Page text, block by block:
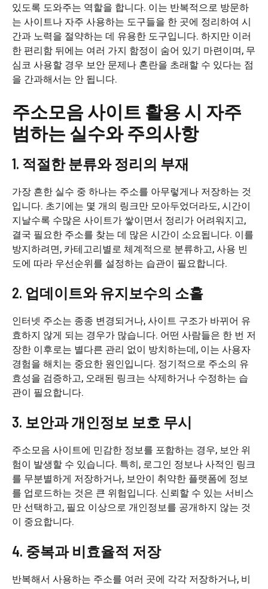
있도록 도와주는 역할을 합니다. 이는 반복적으로 방문하
는 사이트나 자주 사용하는 도구들을 한 곳에 정리하여 시
간과 노력을 절약하는 데 유용한 도구입니다. 하지만 이러
한 편리함 뒤에는 여러 가지 함정이 숨어 있기 마련이며, 무
심코 사용할 경우 보안 문제나 혼란을 초래할 수 있다는 점
을 간과해서는 안 됩니다.
주소모음 사이트 활용 시 자주
범하는 실수와 주의사항
1. 적절한 분류와 정리의 부재
가장 흔한 실수 중 하나는 주소를 아무렇게나 저장하는 것
입니다. 초기에는 몇 개의 링크만 모아두었더라도, 시간이
지날수록 수많은 사이트가 쌓이면서 정리가 어려워지고,
결국 필요한 주소를 찾는 데 많은 시간이 소요됩니다. 이를
방지하려면, 카테고리별로 체계적으로 분류하고, 사용 빈
도에 따라 우선순위를 설정하는 습관이 필요합니다.
2. 업데이트와 유지보수의 소홀
인터넷 주소는 종종 변경되거나, 사이트 구조가 바뀌어 유
효하지 않게 되는 경우가 많습니다. 어떤 사람들은 한 번 저
장한 이후로는 별다른 관리 없이 방치하는데, 이는 사용자
경험을 해치는 중요한 원인입니다. 정기적으로 주소의 유
효성을 검증하고, 오래된 링크는 삭제하거나 수정하는 습
관이 필요합니다.
3. 보안과 개인정보 보호 무시
주소모음 사이트에 민감한 정보를 포함하는 경우, 보안 위
험이 발생할 수 있습니다. 특히, 로그인 정보나 사적인 링크
를 무분별하게 저장하거나, 보안이 취약한 플랫폼에 정보
를 업로드하는 것은 큰 위험입니다. 신뢰할 수 있는 서비스
만 선택하고, 필요 이상으로 개인정보를 공개하지 않는 것
이 중요합니다.
4. 중복과 비효율적 저장
반복해서 사용하는 주소를 여러 곳에 각각 저장하거나, 비